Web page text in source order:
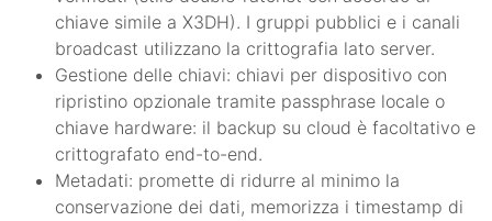
chiave simile a X3DH). I gruppi pubblici e i canali
broadcast utilizzano la crittografia lato server.
Gestione delle chiavi: chiavi per dispositivo con
ripristino opzionale tramite passphrase locale o
chiave hardware: il backup su cloud è facoltativo e
crittografato end-to-end.
Metadati: promette di ridurre al minimo la
conservazione dei dati, memorizza i timestamp di